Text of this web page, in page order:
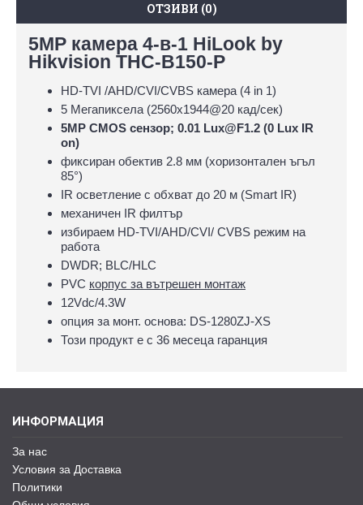
ОТЗИВИ (0)
5MP камера 4-в-1 HiLook by
Hikvision THC-B150-P
HD-TVI /AHD/CVI/CVBS камера (4 in 1)
5 Мегапиксела (2560х1944@20 кад/сек)
5MP CMOS сензор; 0.01 Lux@F1.2 (0 Lux IR
on)
фиксиран обектив 2.8 мм (хоризонтален ъгъл
85°)
IR осветление с обхват до 20 м (Smart IR)
механичен IR филтър
избираем HD-TVI/AHD/CVI/ CVBS режим на
работа
DWDR; BLC/HLC
PVC корпус за вътрешен монтаж
12Vdc/4.3W
опция за монт. основа: DS-1280ZJ-XS
Този продукт е с 36 месеца гаранция
ИНФОРМАЦИЯ
За нас
Условия за Доставка
Политики